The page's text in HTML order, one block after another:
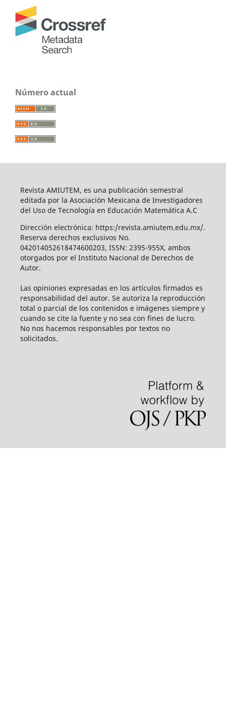
Número actual
Revista AMIUTEM, es una publicación semestral
editada por la Asociación Mexicana de Investigadores
del Uso de Tecnología en Educación Matemática A.C
Dirección electrónica: https:/revista.amiutem.edu.mx/.
Reserva derechos exclusivos No.
042014052618474600203, ISSN: 2395-955X, ambos
otorgados por el Instituto Nacional de Derechos de
Autor.
Las opiniones expresadas en los artículos firmados es
responsabilidad del autor. Se autoriza la reproducción
total o parcial de los contenidos e imágenes siempre y
cuando se cite la fuente y no sea con fines de lucro.
No nos hacemos responsables por textos no
solicitados.